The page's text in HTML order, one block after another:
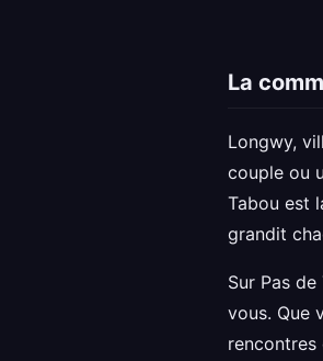
La
Longwy,
couple ou
Tabou est
grandit
Sur Pas
vous. Que
rencontres